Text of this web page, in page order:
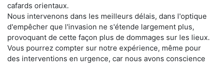
cafards orientaux.
Nous intervenons dans les meilleurs délais, dans l'optique
d'empêcher que l'invasion ne s'étende largement plus,
provoquant de cette façon plus de dommages sur les lieux.
Vous pourrez compter sur notre expérience, même pour
des interventions en urgence, car nous avons conscience